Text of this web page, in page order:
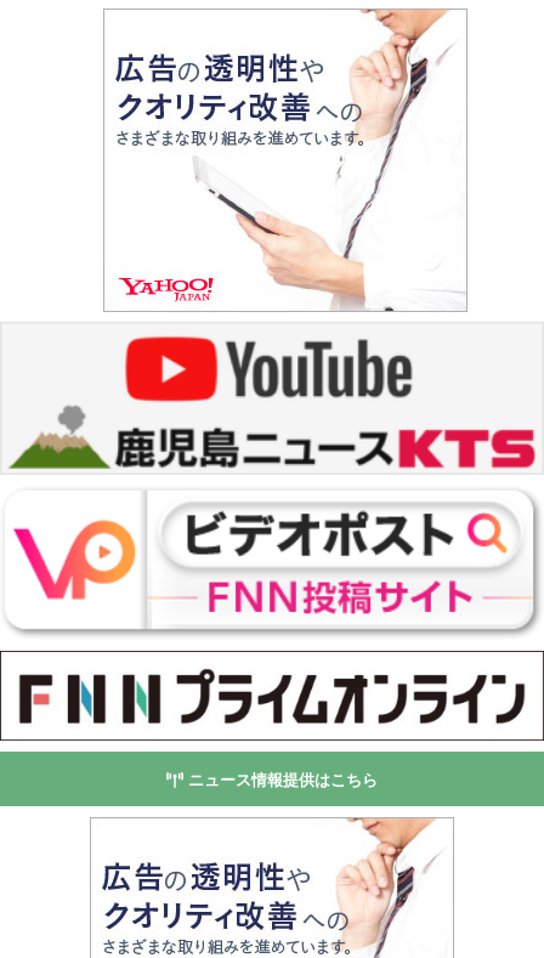
ニュース情報提供はこちら